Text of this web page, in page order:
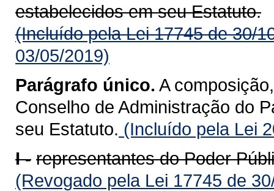
estabelecidos em seu Estatuto.
(Incluído pela Lei 17745 de 30/
03/05/2019)
Parágrafo único. A
Conselho de Administração do
seu Estatuto. (Incluído pela Lei
I - representantes do Poder
(Revogado pela Lei 17745 de